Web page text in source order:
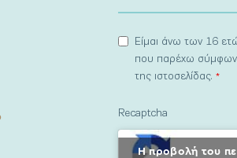
Είμαι άνω των 16
που παρέχω
της ιστοσελίδας.*
Recaptcha
Η προβολή του